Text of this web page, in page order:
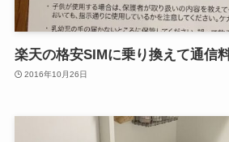
楽天の格安SIMに乗り換えて通信
2016年10月26日